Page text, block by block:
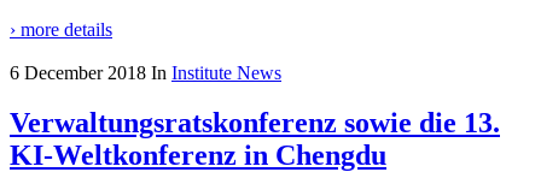
› more details
6 December 2018 In Institute News
Verwaltungsratskonferenz sowie die 13.
KI-Weltkonferenz in Chengdu